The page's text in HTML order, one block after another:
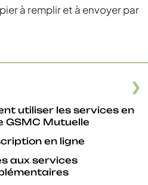
à remplir et à envoyer par
utiliser les services en
GSMC Mutuelle
en ligne
aux services